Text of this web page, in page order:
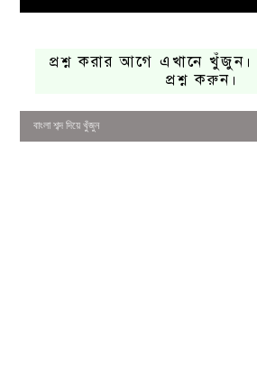
প্রশ্ন করার আগে এখানে খুঁজুন।
প্রশ্ন করুন।